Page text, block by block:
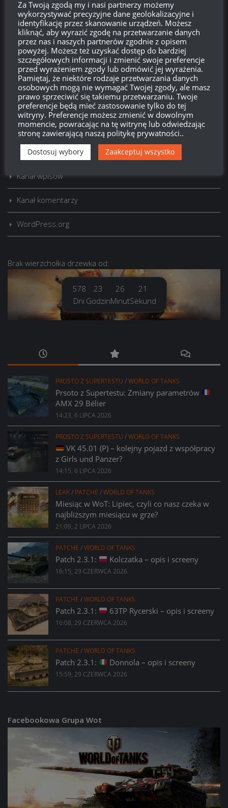
Szukaj:
LOGOWANIE
Zarejestruj się
Zaloguj się
Kanał wpisów
Kanał komentarzy
WordPress.org
Brak wierzchołka drzewka od:
578
Dni
23
Godzin
26
Minut
22
Sekund
PROSTO Z SUPERTESTU /WORLD OF TANKS
Prsoto z Supertestu: Zmiany parametrów
AMX 29 Bélier
14:23, 6 LIPCA 2026
PROSTO Z SUPERTESTU /WORLD OF TANKS
VK 45.01 (P) – kolejny pojazd z współpracy
z Girls und Panzer?
14:15, 6 LIPCA 2026
LEAK/ PATCHE /WORLD OF TANKS
Miesiąc w WoT: Lipiec, czyli co nasz czeka w
najbliższym miesiącu w grze?
21:09, 2 LIPCA 2026
PATCHE /WORLD OF TANKS
Patch 2.3.1: Kolczatka – opis i screeny
16:15, 29 CZERWCA 2026
PATCHE /WORLD OF TANKS
Patch 2.3.1: 63TP Rycerski – opis i screeny
16:08, 29 CZERWCA 2026
PATCHE /WORLD OF TANKS
Patch 2.3.1: Donnola – opis i screeny
15:59, 29 CZERWCA 2026
Facebookowa Grupa Wot
Za Twoją zgodą my i nasi partnerzy możemy
wykorzystywać precyzyjne dane geolokalizacyjne i
identyfikację przez skanowanie urządzeń. Możesz
kliknąć, aby wyrazić zgodę na przetwarzanie danych
przez nas i naszych partnerów zgodnie z opisem
powyżej. Możesz też uzyskać dostęp do bardziej
szczegółowych informacji i zmienić swoje preferencje
przed wyrażeniem zgody lub odmówić jej wyrażenia.
Pamiętaj, że niektóre rodzaje przetwarzania danych
osobowych mogą nie wymagać Twojej zgody, ale masz
prawo sprzeciwić się takiemu przetwarzaniu. Twoje
preferencje będą mieć zastosowanie tylko do tej
witryny. Preferencje możesz zmienić w dowolnym
momencie, powracając na tę witrynę lub odwiedzając
stronę zawierającą naszą politykę prywatności..
Dostosuj wybory Zaakceptuj wszystko